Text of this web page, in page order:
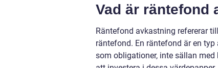
Vad är räntefond
Räntefond avkastning refererar
räntefond. En räntefond är en
som obligationer, inte sällan